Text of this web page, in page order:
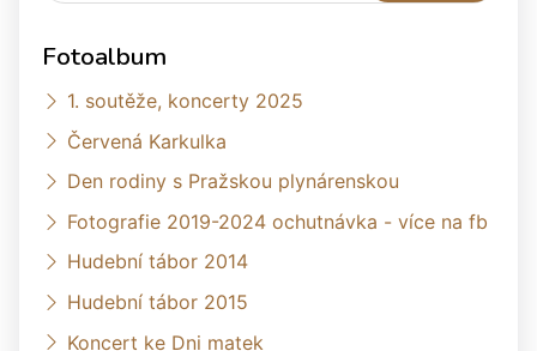
Fotoalbum
1. soutěže, koncerty 2025
Červená Karkulka
Den rodiny s Pražskou plynárenskou
Fotografie 2019-2024 ochutnávka - více na fb
Hudební tábor 2014
Hudební tábor 2015
Koncert ke Dni matek